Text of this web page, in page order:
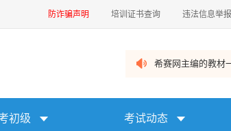
防诈骗声明 培训证书查询 违法信息举报
希赛网主编的教材
初级 考试动态